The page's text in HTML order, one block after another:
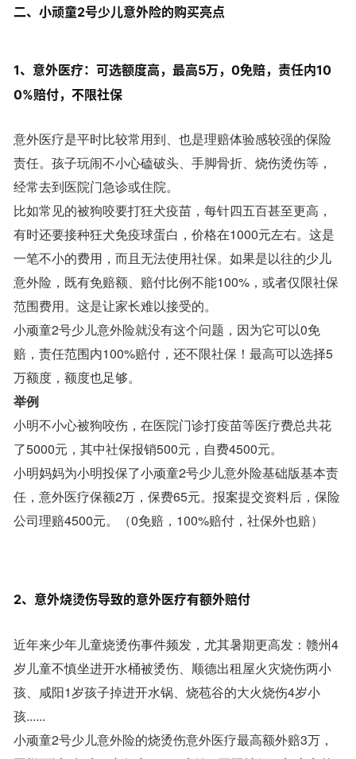
二、小顽童2号少儿意外险的购买亮点
1、意外医疗：可选额度高，最高5万，0免赔，责任内10
0%赔付，不限社保
意外医疗是平时比较常用到、也是理赔体验感较强的保险
责任。孩子玩闹不小心磕破头、手脚骨折、烧伤烫伤等，
经常去到医院门急诊或住院。
比如常见的被狗咬要打狂犬疫苗，每针四五百甚至更高，
有时还要接种狂犬免疫球蛋白，价格在1000元左右。这是
一笔不小的费用，而且无法使用社保。如果是以往的少儿
意外险，既有免赔额、赔付比例不能100%，或者仅限社保
范围费用。这是让家长难以接受的。
小顽童2号少儿意外险就没有这个问题，因为它可以0免
赔，责任范围内100%赔付，还不限社保！最高可以选择5
万额度，额度也足够。
举例
小明不小心被狗咬伤，在医院门诊打疫苗等医疗费总共花
了5000元，其中社保报销500元，自费4500元。
小明妈妈为小明投保了小顽童2号少儿意外险基础版基本责
任，意外医疗保额2万，保费65元。报案提交资料后，保险
公司理赔4500元。（0免赔，100%赔付，社保外也赔）
2、意外烧烫伤导致的意外医疗有额外赔付
近年来少年儿童烧烫伤事件频发，尤其暑期更高发：赣州4
岁儿童不慎坐进开水桶被烫伤、顺德出租屋火灾烧伤两小
孩、咸阳1岁孩子掉进开水锅、烧苞谷的大火烧伤4岁小
孩......
小顽童2号少儿意外险的烧烫伤意外医疗最高额外赔3万，